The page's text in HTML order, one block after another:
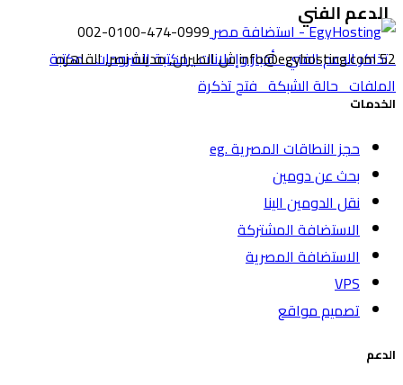
الدعم الفني
تذاكر الدعم الفنيأخبار وإعلاناتمكتبة الشروحاتمكتبة
الملفاتحالة الشبكةفتح تذكرة
002-0100-474-0999
info@egyhosting.com52 ش الطيران, مدينة نصر, القاهره
الخدمات
حجز النطاقات المصرية .eg
بحث عن دومين
نقل الدومين الينا
الاستضافة المشتركة
الاستضافة المصرية
VPS
تصميم مواقع
الدعم